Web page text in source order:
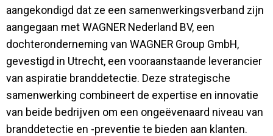
aangekondigd dat ze een samenwerkingsverband zijn
aangegaan met WAGNER Nederland BV, een
dochteronderneming van WAGNER Group GmbH,
gevestigd in Utrecht, een vooraanstaande leverancier
van aspiratie branddetectie. Deze strategische
samenwerking combineert de expertise en innovatie
van beide bedrijven om een ongeëvenaard niveau van
branddetectie en -preventie te bieden aan klanten.